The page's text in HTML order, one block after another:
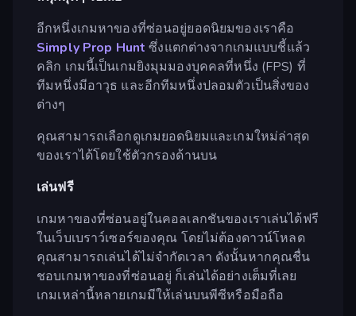
อีกหนึ่งเกมหาของที่ซ่อนอยู่ยอดนิยมของเราคือ
Simply Prop Hunt ซึ่งแตกต่างจากเกมแบบชี้แล้ว
คลิก เกมนี้เป็นเกมยิงมุมมองบุคคลที่หนึ่ง (FPS) ที่
ทีมหนึ่งมีอาวุธ และอีกทีมหนึ่งปลอมตัวเป็นสิ่งของ
ต่างๆ
คุณสามารถเลือกดูเกมยอดนิยมและเกมใหม่ล่าสุด
ของเราได้โดยใช้ตัวกรองด้านบน
เล่นฟรี
เกมหาของที่ซ่อนอยู่ในคอลเลกชันของเราเล่นได้ฟรี
ในเว็บเบราว์เซอร์ของคุณ โดยไม่ต้องดาวน์โหลด
คุณสามารถเล่นได้ไม่จำกัดเวลา ดังนั้นหากคุณชื่น
ชอบเกมหาของที่ซ่อนอยู่ ก็เล่นได้อย่างเต็มที่เลย
เกมเหล่านี้หลายเกมมีให้เล่นบนพีซีหรือมือถือ